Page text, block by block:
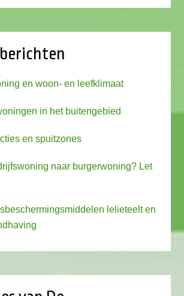
en woon- en leefklimaat
in het buitengebied
en spuitzones
naar burgerwoning? Let
lelieteelt en